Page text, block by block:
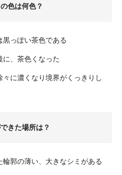
色は何色？
っぽい茶色である
に、茶色くなった
に濃くなり境界がくっきりし
きた場所は？
郭の薄い、大きなシミがある